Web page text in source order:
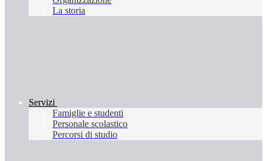
La storia
Servizi
Famiglie e studenti
Personale scolastico
Percorsi di studio